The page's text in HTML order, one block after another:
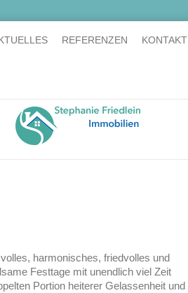
REFERENZEN KONTAKT
harmonisches, friedvolles und
Festtage mit unendlich viel Zeit
Portion heiterer Gelassenheit und